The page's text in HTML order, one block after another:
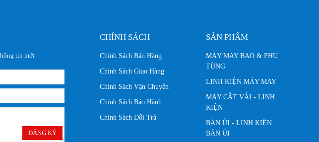
tin mới
ĐĂNG KÝ
CHÍNH SÁCH
Chính Sách Bán Hàng
Chính Sách Giao Hàng
Chính Sách Vận Chuyển
Chính Sách Bảo Hành
Chính Sách Đổi Trả
SẢN PHẨM
MÁY MAY BAO & PHỤ
TÙNG
LINH KIỆN MÁY MAY
MÁY CẮT VẢI - LINH
KIỆN
BÀN ỦI - LINH KIỆN
BÀN ỦI